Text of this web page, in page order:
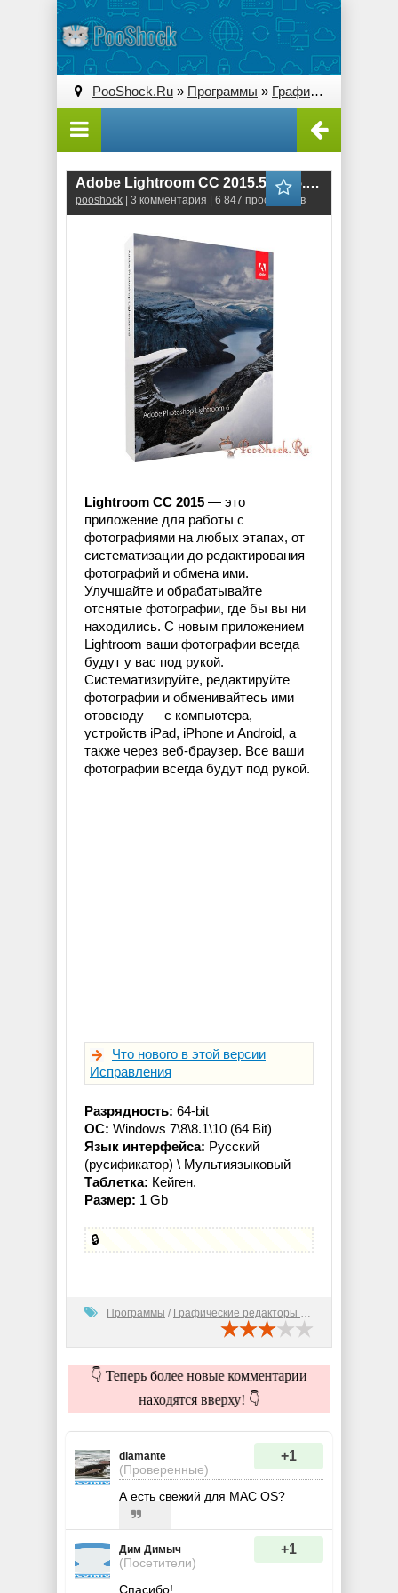
PooShock.Ru » Программы » Графические редакторы (2D)
Adobe Lightroom CC 2015.5 (v6.5.1) ML-RUS
pooshock | 3 комментария | 6 847 просмотров
Lightroom CC 2015 — это
приложение для работы с
фотографиями на любых этапах, от
систематизации до редактирования
фотографий и обмена ими.
Улучшайте и обрабатывайте
отснятые фотографии, где бы вы ни
находились. С новым приложением
Lightroom ваши фотографии всегда
будут у вас под рукой.
Систематизируйте, редактируйте
фотографии и обменивайтесь ими
отовсюду — с компьютера,
устройств iPad, iPhone и Android, а
также через веб-браузер. Все ваши
фотографии всегда будут под рукой.
Что нового в этой версии
Исправления
Разрядность: 64-bit
ОС: Windows 7\8\8.1\10 (64 Bit)
Язык интерфейса: Русский
(русификатор) \ Мультиязыковый
Таблетка: Кейген.
Размер: 1 Gb
🔒
Программы / Графические редакторы (2D)
👇 Теперь более новые комментарии
находятся вверху! 👇
diamante
(Проверенные)
+1
А есть свежий для MAC OS?
Дим Димыч
(Посетители)
+1
Спасибо!